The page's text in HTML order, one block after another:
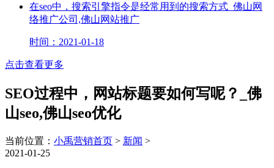
在seo中，搜索引擎指令是经常用到的搜索方式_佛山网
络推广公司,佛山网站推广
时间：2021-01-18
点击查看更多
SEO过程中，网站标题要如何写呢？_佛
山seo,佛山seo优化
当前位置： 小禹营销首页 > 新闻 >
2021-01-25